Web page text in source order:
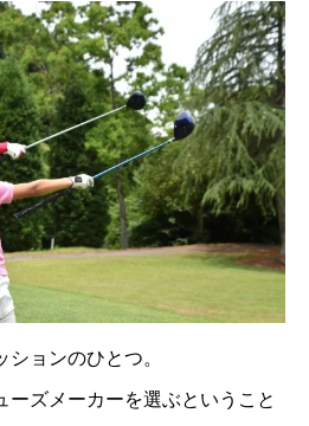
ョンのひとつ。
ーズメーカーを選ぶということ